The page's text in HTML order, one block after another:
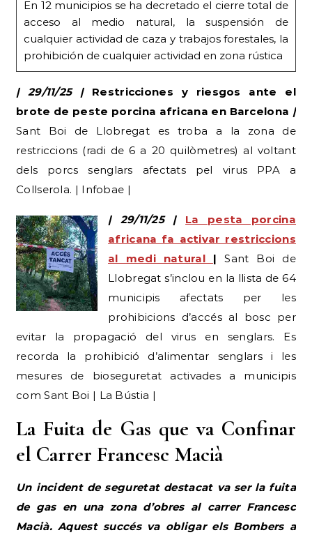
En 12 municipios se ha decretado el cierre total de
acceso al medio natural, la suspensión de
cualquier actividad de caza y trabajos forestales, la
prohibición de cualquier actividad en zona rústica
| 29/11/25 | Restricciones y riesgos ante el
brote de peste porcina africana en Barcelona |
Sant Boi de Llobregat es troba a la zona de
restriccions (radi de 6 a 20 quilòmetres) al voltant
dels porcs senglars afectats pel virus PPA a
Collserola. | Infobae |
| 29/11/25 | La pesta porcina
africana fa activar restriccions
al medi natural |Sant Boi de
Llobregat s’inclou en la llista de 64
municipis afectats per les
prohibicions d’accés al bosc per
evitar la propagació del virus en senglars. Es
recorda la prohibició d’alimentar senglars i les
mesures de bioseguretat activades a municipis
com Sant Boi | La Bústia |
La Fuita de Gas que va Confinar
el Carrer Francesc Macià
Un incident de seguretat destacat va ser la fuita
de gas en una zona d’obres al carrer Francesc
Macià. Aquest succés va obligar els Bombers a